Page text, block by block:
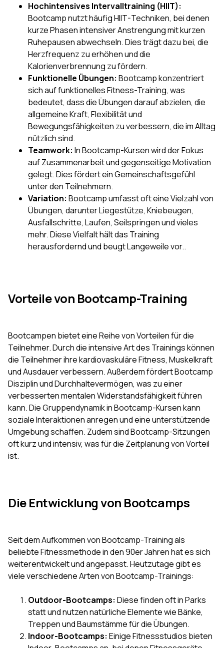
Hochintensives Intervalltraining (HIIT):
Bootcamp nutzt häufig HIIT-Techniken, bei denen
kurze Phasen intensiver Anstrengung mit kurzen
Ruhepausen abwechseln. Dies trägt dazu bei, die
Herzfrequenz zu erhöhen und die
Kalorienverbrennung zu fördern.
Funktionelle Übungen: Bootcamp konzentriert
sich auf funktionelles Fitness-Training, was
bedeutet, dass die Übungen darauf abzielen, die
allgemeine Kraft, Flexibilität und
Bewegungsfähigkeiten zu verbessern, die im Alltag
nützlich sind.
Teamwork: In Bootcamp-Kursen wird der Fokus
auf Zusammenarbeit und gegenseitige Motivation
gelegt. Dies fördert ein Gemeinschaftsgefühl
unter den Teilnehmern.
Variation: Bootcamp umfasst oft eine Vielzahl von
Übungen, darunter Liegestütze, Kniebeugen,
Ausfallschritte, Laufen, Seilspringen und vieles
mehr. Diese Vielfalt hält das Training
herausfordernd und beugt Langeweile vor..
Vorteile von Bootcamp-Training
Bootcampen bietet eine Reihe von Vorteilen für die
Teilnehmer. Durch die intensive Art des Trainings können
die Teilnehmer ihre kardiovaskuläre Fitness, Muskelkraft
und Ausdauer verbessern. Außerdem fördert Bootcamp
Disziplin und Durchhaltevermögen, was zu einer
verbesserten mentalen Widerstandsfähigkeit führen
kann. Die Gruppendynamik in Bootcamp-Kursen kann
soziale Interaktionen anregen und eine unterstützende
Umgebung schaffen. Zudem sind Bootcamp-Sitzungen
oft kurz und intensiv, was für die Zeitplanung von Vorteil
ist.
Die Entwicklung von Bootcamps
Seit dem Aufkommen von Bootcamp-Training als
beliebte Fitnessmethode in den 90er Jahren hat es sich
weiterentwickelt und angepasst. Heutzutage gibt es
viele verschiedene Arten von Bootcamp-Trainings:
Outdoor-Bootcamps: Diese finden oft in Parks
statt und nutzen natürliche Elemente wie Bänke,
Treppen und Baumstämme für die Übungen.
Indoor-Bootcamps: Einige Fitnessstudios bieten